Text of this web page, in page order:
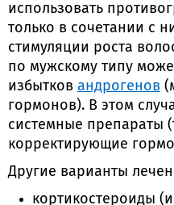
использовать
только в сочетании с
стимуляции роста
по мужскому типу
избытков андрогенов
гормонов). В этом
системные препараты
корректирующие
Другие варианты
кортикостероиды